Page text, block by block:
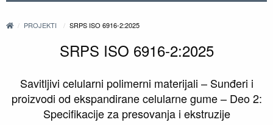
PROJEKTI SRPS ISO 6916-2:2025
SRPS ISO 6916-2:2025
Savitljivi celularni polimerni materijali – Sunđeri i
proizvodi od ekspandirane celularne gume – Deo 2:
Specifikacije za presovanja i ekstruzije